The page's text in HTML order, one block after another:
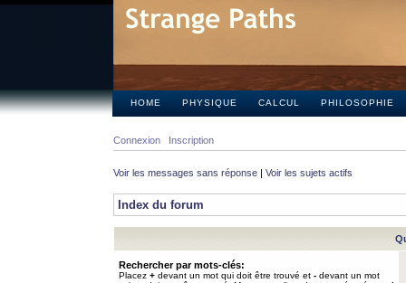
HOME PHYSIQUE CALCUL PHILOSOPHIE
Connexion Inscription
Voir les messages sans réponse | Voir les sujets actifs
Index du forum
Rechercher par mots-clés:
Placez + devant un mot qui doit être trouvé et - devant un mot